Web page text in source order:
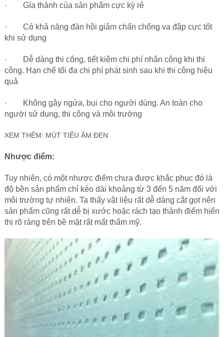
· Gía thành của sản phẩm cực kỳ rẻ
· Có khả năng đàn hồi giảm chấn chống va đập cực tốt
khi sử dụng
· Dễ dàng thi công, tiết kiệm chi phí nhân công khi thi
công. Hạn chế tối đa chi phí phát sinh sau khi thi công hiệu
quả
· Không gây ngứa, bụi cho người dùng. An toàn cho
người sử dụng, thi công và môi trường
XEM THÊM: MÚT TIÊU ÂM ĐEN
Nhược điểm:
Tuy nhiên, có một nhược điểm chưa được khắc phục đó là
độ bền sản phẩm chỉ kéo dài khoảng từ 3 đến 5 năm đối với
môi trường tự nhiên. Ta thấy vật liệu rất dễ dàng cắt gọt nên
sản phẩm cũng rất dễ bị xước hoặc rách tạo thành điểm hiển
thị rõ ràng trên bề mặt rất mất thẩm mỹ.